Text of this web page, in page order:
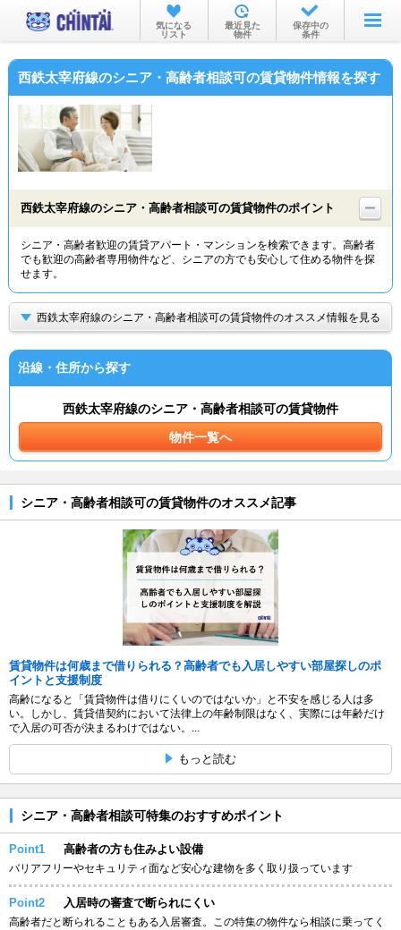
お部屋を探す
沿線・駅から
物件特集から
TOP
気になる
リスト
最近見た
物件
保存中の
条件
西鉄太宰府線のシニア・高齢者相談可の賃貸物件情報を探す
西鉄太宰府線のシニア・高齢者相談可の賃貸物件のポイント
シニア・高齢者歓迎の賃貸アパート・マンションを検索できます。高齢者
でも歓迎の高齢者専用物件など、シニアの方でも安心して住める物件を探
せます。
西鉄太宰府線のシニア・高齢者相談可の賃貸物件のオススメ情報を見る
沿線・住所から探す
西鉄太宰府線のシニア・高齢者相談可の賃貸物件
物件一覧へ
シニア・高齢者相談可の賃貸物件のオススメ記事
賃貸物件は何歳まで借りられる？高齢者でも入居しやすい部屋探しのポ
イントと支援制度
高齢になると「賃貸物件は借りにくいのではないか」と不安を感じる人は多
い。しかし、賃貸借契約において法律上の年齢制限はなく、実際には年齢だけ
で入居の可否が決まるわけではない。...
もっと読む
シニア・高齢者相談可特集のおすすめポイント
Point1 高齢者の方も住みよい設備
バリアフリーやセキュリティ面など安心な建物を多く取り扱っています
Point2 入居時の審査で断られにくい
高齢者だと断られることもある入居審査。この特集の物件なら相談に乗ってく